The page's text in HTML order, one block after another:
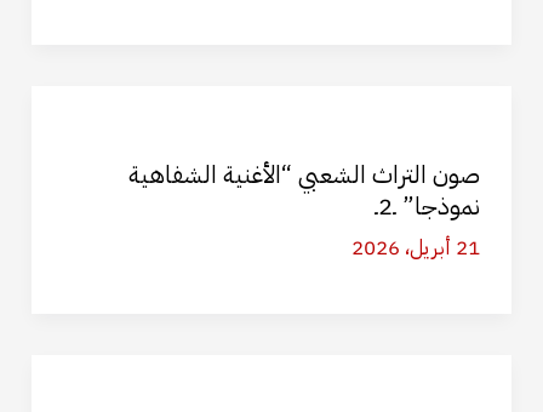
صون التراث الشعبي “الأغنية الشفاهية
نموذجا” ـ2ـ
21 أبريل، 2026